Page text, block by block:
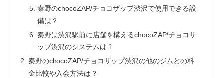
秦野のchocoZAP/チョコザップ渋沢で使用できる設
備は？
秦野は渋沢駅前に店舗を構えるchocoZAP/チョコザ
ップ渋沢のシステムは？
秦野のchocoZAP/チョコザップ渋沢の他のジムとの料
金比較や入会方法は？